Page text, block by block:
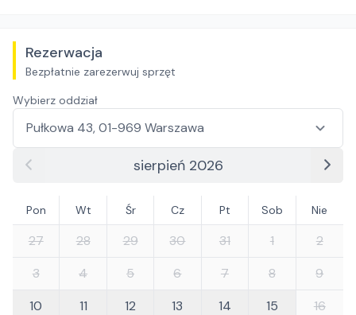
Rezerwacja
Bezpłatnie zarezerwuj sprzęt
Wybierz oddział
sierpień 2026
Pon Wt Śr Cz Pt Sob Nie
27 28 29 30 31 1
2
3
4 5 6 7 8
9
10
11 12 13 14 15
16